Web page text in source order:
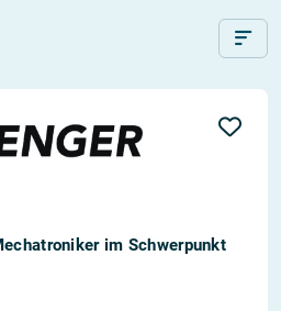
im Schwerpunkt